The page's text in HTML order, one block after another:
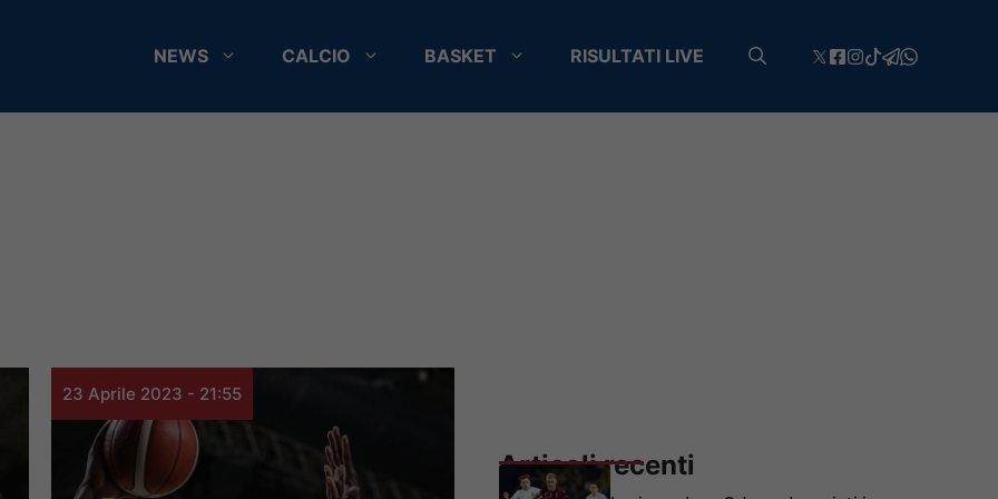
NEWS CALCIO BASKET RISULTATI LIVE
23 Aprile 2023 - 21:55
Articoli recenti